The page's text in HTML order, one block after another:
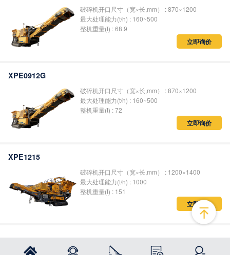
破碎机开口尺寸（宽×长,mm） : 870×1200
最大处理能力(t/h) : 160~500
整机重量(t) : 68.9
立即询价
XPE0912G
破碎机开口尺寸（宽×长,mm） : 870×1200
最大处理能力(t/h) : 160~500
整机重量(t) : 72
立即询价
XPE1215
破碎机开口尺寸（宽×长,mm） : 1200×1400
最大处理能力(t/h) : 1000
整机重量(t) : 151
立即询价